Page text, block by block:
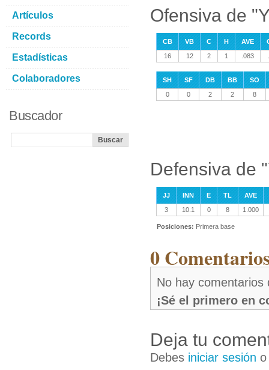
Ofensiva de
CB VB C H AVE
16
12 2 1 .083
SH SF DB BB
SO
0
0 2 2 8
Defensiva de
JJ INN E TL
AVE
3
10.1 0 8 1.000
Posiciones: Primera base
0
No hay comentarios
¡Sé el primero en
Deja tu
Debes iniciar sesión
Artículos
Records
Estadísticas
Colaboradores
Buscador